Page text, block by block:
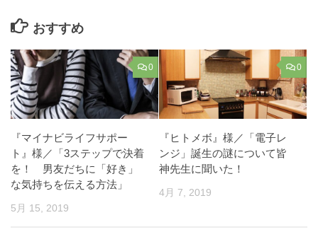
おすすめ
0
『マイナビライフサポー
ト』様／「3ステップで決着
を！ 男友だちに「好き」
な気持ちを伝える方法」
5月 15, 2019
0
『ヒトメボ』様／「電子レ
ンジ」誕生の謎について皆
神先生に聞いた！
4月 7, 2019